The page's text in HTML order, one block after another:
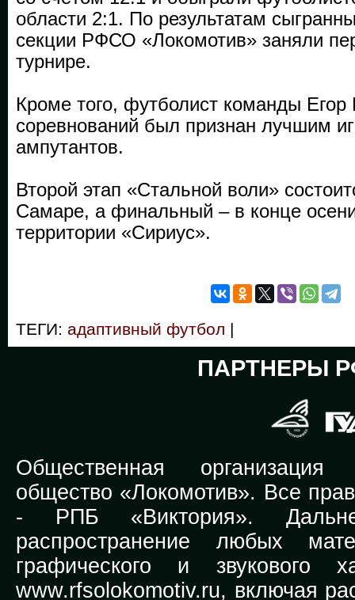
области 2:1. По результатам
секции РФСО «Локомотив» заняли
турнире.
Кроме того, футболист команды Егор
соревнований был признан лучшим
ампутантов.
Второй этап «Стальной воли»
Самаре, а финальный – в конце
территории «Сириус».
ТЕГИ: адаптивный футбол |
ПАРТНЕРЫ
Общественная организация
общество «Локомотив». Все
- РПБ «Виктория».
распространение любых
графического и звукового
www.rfsolokomotiv.ru, включая